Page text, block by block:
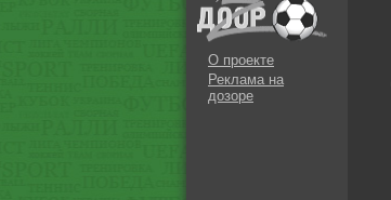
О проекте
Реклама на
дозоре